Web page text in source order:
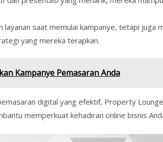
saat memulai kampanye, tetapi juga
yang mereka terapkan.
Kampanye Pemasaran Anda
digital yang efektif, Property
memperkuat kehadiran online bisnis